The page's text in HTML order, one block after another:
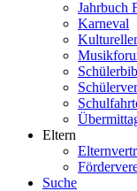
Jahrbuch
Karneval
Eltern
Suche